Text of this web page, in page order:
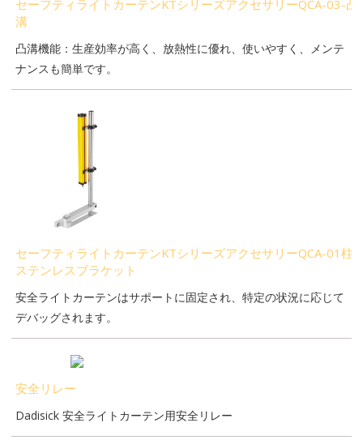
セーフティライトカーテンKTシリーズアクセサリーQCA-03-凸
溝
凸溝機能：生産効率が高く、放熱性に優れ、使いやすく、メンテ
ナンスも簡単です。
セーフティライトカーテンKTシリーズアクセサリーQCA-01柱
ステンレスブラケット
安全ライトカーテンはサポートに固定され、特定の状況に応じて
デバッグされます。
安全リレー
Dadisick 安全ライトカーテン用安全リレー